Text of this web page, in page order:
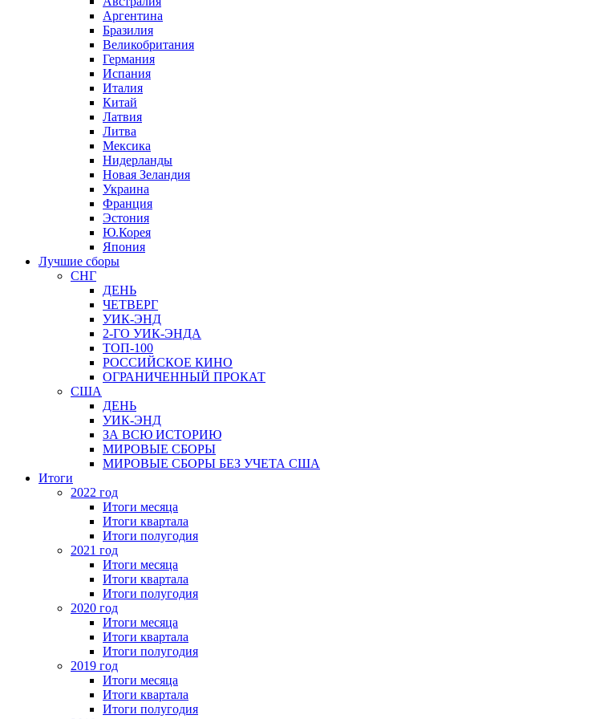
Аргентина
Бразилия
Великобритания
Германия
Испания
Италия
Китай
Латвия
Литва
Мексика
Нидерланды
Новая Зеландия
Украина
Франция
Эстония
Ю.Корея
Япония
Лучшие сборы
СНГ
ДЕНЬ
ЧЕТВЕРГ
УИК-ЭНД
2-ГО УИК-ЭНДА
ТОП-100
РОССИЙСКОЕ КИНО
ОГРАНИЧЕННЫЙ ПРОКАТ
США
ДЕНЬ
УИК-ЭНД
ЗА ВСЮ ИСТОРИЮ
МИРОВЫЕ СБОРЫ
МИРОВЫЕ СБОРЫ БЕЗ УЧЕТА США
Итоги
2022 год
Итоги месяца
Итоги квартала
Итоги полугодия
2021 год
Итоги месяца
Итоги квартала
Итоги полугодия
2020 год
Итоги месяца
Итоги квартала
Итоги полугодия
2019 год
Итоги месяца
Итоги квартала
Итоги полугодия